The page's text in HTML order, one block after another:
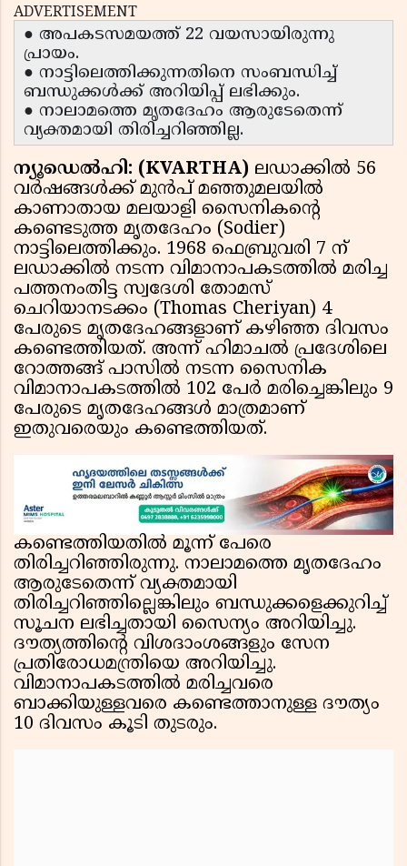
ADVERTISEMENT
● അപകടസമയത്ത് 22 വയസായിരുന്നു
പ്രായം.
● നാട്ടിലെത്തിക്കുന്നതിനെ സംബന്ധിച്ച്
ബന്ധുക്കള്‍ക്ക് അറിയിപ്പ് ലഭിക്കും.
● നാലാമത്തെ മൃതദേഹം ആരുടേതെന്ന്
വ്യക്തമായി തിരിച്ചറിഞ്ഞില്ല.
ന്യൂഡെല്‍ഹി: (KVARTHA) ലഡാക്കില്‍ 56
വര്‍ഷങ്ങള്‍ക്ക് മുന്‍പ് മഞ്ഞുമലയില്‍
കാണാതായ മലയാളി സൈനികന്റെ
കണ്ടെടുത്ത മൃതദേഹം (Sodier)
നാട്ടിലെത്തിക്കും. 1968 ഫെബ്രുവരി 7 ന്
ലഡാക്കില്‍ നടന്ന വിമാനാപകടത്തില്‍ മരിച്ച
പത്തനംതിട്ട സ്വദേശി തോമസ്
ചെറിയാനടക്കം (Thomas Cheriyan) 4
പേരുടെ മൃതദേഹങ്ങളാണ് കഴിഞ്ഞ ദിവസം
കണ്ടെത്തിയത്. അന്ന് ഹിമാചല്‍ പ്രദേശിലെ
റോത്തങ്ങ് പാസില്‍ നടന്ന സൈനിക
വിമാനാപകടത്തില്‍ 102 പേര്‍ മരിച്ചെങ്കിലും 9
പേരുടെ മൃതദേഹങ്ങള്‍ മാത്രമാണ്
ഇതുവരെയും കണ്ടെത്തിയത്.
കണ്ടെത്തിയതില്‍ മൂന്ന് പേരെ
തിരിച്ചറിഞ്ഞിരുന്നു. നാലാമത്തെ മൃതദേഹം
ആരുടേതെന്ന് വ്യക്തമായി
തിരിച്ചറിഞ്ഞില്ലെങ്കിലും ബന്ധുക്കളെക്കുറിച്ച്
സൂചന ലഭിച്ചതായി സൈന്യം അറിയിച്ചു.
ദൗത്യത്തിന്റെ വിശദാംശങ്ങളും സേന
പ്രതിരോധമന്ത്രിയെ അറിയിച്ചു.
വിമാനാപകടത്തില്‍ മരിച്ചവരെ
ബാക്കിയുള്ളവരെ കണ്ടെത്താനുള്ള ദൗത്യം
10 ദിവസം കൂടി തുടരും.